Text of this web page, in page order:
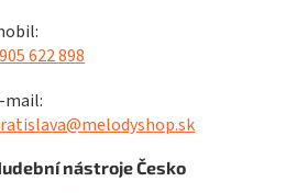
622 898
mail:
nástroje Česko